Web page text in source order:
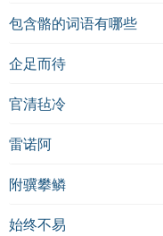
包含骼的词语有哪些
企足而待
官清毡冷
雷诺阿
附骥攀鳞
始终不易